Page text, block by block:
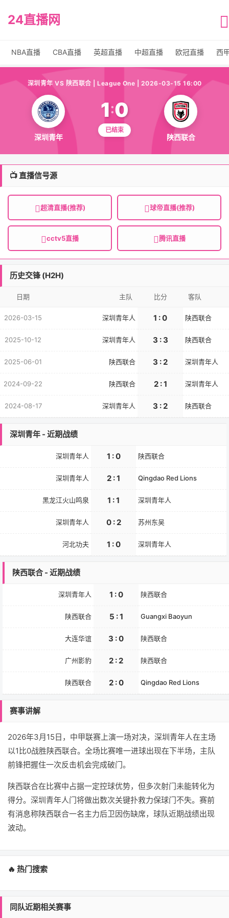
24直播网
NBA直播 CBA直播 英超直播 中超直播 欧冠直播 西
深圳青年 VS 陕西联合 | League One | 2026-03-15 16:00
深圳青年
1:0
已结束
陕西联合
📺 直播信号源
超清直播(推荐) 球帝直播(推荐)
cctv5直播 腾讯直播
历史交锋 (H2H)
日期 主队 比分 客队
2026-03-15 深圳青年人 1 : 0 陕西联合
2025-10-12 深圳青年人 3 : 3 陕西联合
2025-06-01 陕西联合 3 : 2 深圳青年人
2024-09-22 陕西联合 2 : 1 深圳青年人
2024-08-17 深圳青年人 3 : 2 陕西联合
深圳青年 - 近期战绩
深圳青年人 1 : 0 陕西联合
深圳青年人 2 : 1 Qingdao Red Lions
黑龙江火山鸣泉 1 : 1 深圳青年人
深圳青年人 0 : 2 苏州东吴
河北功夫 1 : 0 深圳青年人
陕西联合 - 近期战绩
深圳青年人 1 : 0 陕西联合
陕西联合 5 : 1 Guangxi Baoyun
大连华谊 3 : 0 陕西联合
广州影豹 2 : 2 陕西联合
陕西联合 2 : 0 Qingdao Red Lions
赛事讲解
2026年3月15日，中甲联赛上演一场对决，深圳青年人在主场
以1比0战胜陕西联合。全场比赛唯一进球出现在下半场，主队
前锋把握住一次反击机会完成破门。
陕西联合在比赛中占据一定控球优势，但多次射门未能转化为
得分。深圳青年人门将做出数次关键扑救力保球门不失。赛前
有消息称陕西联合一名主力后卫因伤缺席，球队近期战绩出现
波动。
🔥 热门搜索
同队近期相关赛事